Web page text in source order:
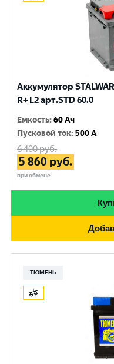
Аккумулятор
R+ L2 арт.STD 60.0
Емкость:60 Ач
Пусковой ток:500 A
6 400руб.
5 860 руб.
при обмене
ТЮМЕНЬ